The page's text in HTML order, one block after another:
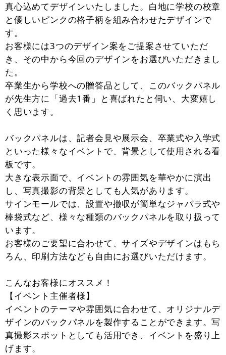
真心込めてデザインいたしました。白地に学校の校章
と優しいピンクの格子柄を組み合わせたデザインで
す。
お客様には3つのデザイン案をご提案させていただ
き、その中から今回のデザインをお選びいただきまし
た。
卒業生から学校への贈答品として、このバックパネル
が先生方に「過去1番」と喜ばれたと伺い、大変嬉し
く思います。
バックパネルは、記者会見や展示会、卒業式や入学式
といった様々なイベントで、背景として使用される看
板です。
大きな表示面で、イベントの雰囲気を華やかに演出
し、写真撮影の背景としても人気があります。
サインモールでは、設置や撤収が簡単なジャバラ式や
棒袋式など、様々な種類のバックパネルを取り扱って
います。
お客様のご要望に合わせて、サイズやデザインはもち
ろん、印刷方法なども自由にお選びいただけます。
こんなお客様にオススメ！
【イベント主催者様】
イベントのテーマや雰囲気に合わせて、オリジナルデ
ザインのバックパネルを製作することができます。写
真撮影スポットとしても活用でき、イベントを盛り上
げます。